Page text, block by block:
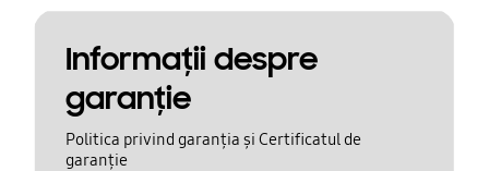
Informaţii despre
garanţie
Politica privind garanția și Certificatul de
garanție